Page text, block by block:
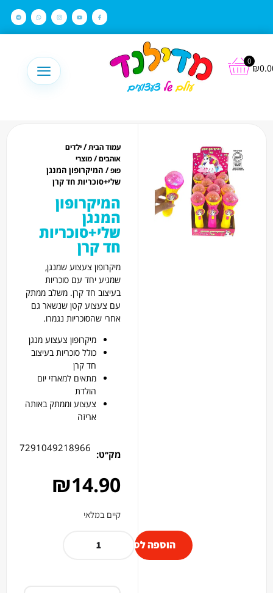
₪
0
עמוד הבית/ילדים
אוהבים/מוצרי
פופ/ המיקרופון המנגן
שלי+סוכריות חד קרן
המיקרופון
המנגן
שלי+סוכריות
חד קרן
מיקרופון צעצוע שמנגן,
שמגיע יחד עם סוכריות
בעיצוב חד קרן. משלב ממתק
עם צעצוע קטן שנשאר גם
אחרי שהסוכריות נגמרו.
מיקרופון צעצוע מנגן
כולל סוכריות בעיצוב
חד קרן
מתאים למארזי יום
הולדת
צעצוע וממתק באותה
אריזה
מק׳׳ט:
7291049218966
₪14.90
קיים במלאי
הוספה לסל